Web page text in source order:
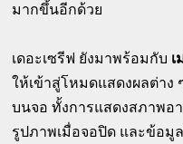
มากขึ้นอีกด้วย
เดอะเซรีฟ ยังมาพร้อมกับ
ให้เข้าสู่โหมดแสดงผลต่า
บนจอ ทั้งการแสดงสภาพอ
รูปภาพเมื่อจอปิด และข้อมู